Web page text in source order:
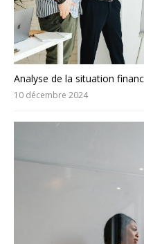
Analyse de la situation
10 décembre 2024